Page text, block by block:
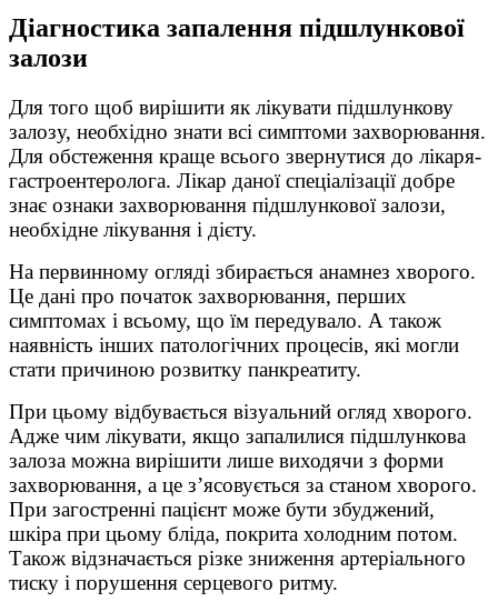
Діагностика запалення підшлункової
залози
Для того щоб вирішити як лікувати підшлункову
залозу, необхідно знати всі симптоми захворювання.
Для обстеження краще всього звернутися до лікаря-
гастроентеролога. Лікар даної спеціалізації добре
знає ознаки захворювання підшлункової залози,
необхідне лікування і дієту.
На первинному огляді збирається анамнез хворого.
Це дані про початок захворювання, перших
симптомах і всьому, що їм передувало. А також
наявність інших патологічних процесів, які могли
стати причиною розвитку панкреатиту.
При цьому відбувається візуальний огляд хворого.
Адже чим лікувати, якщо запалилися підшлункова
залоза можна вирішити лише виходячи з форми
захворювання, а це з’ясовується за станом хворого.
При загостренні пацієнт може бути збуджений,
шкіра при цьому бліда, покрита холодним потом.
Також відзначається різке зниження артеріального
тиску і порушення серцевого ритму.